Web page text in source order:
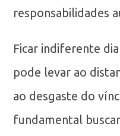
responsabilidades
Ficar indiferente
pode levar ao
ao desgaste do
fundamental